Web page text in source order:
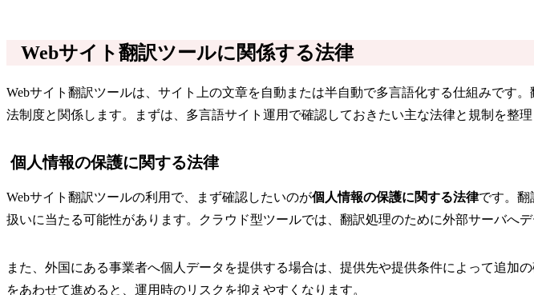
Webサイト翻訳ツールに関係する法律
Webサイト翻訳ツールは、サイト上の文章を自動または半自動で多言語化する仕組みです
法制度と関係します。まずは、多言語サイト運用で確認しておきたい主な法律と規制を整理
個人情報の保護に関する法律
Webサイト翻訳ツールの利用で、まず確認したいのが個人情報の保護に関する法律です。翻
扱いに当たる可能性があります。クラウド型ツールでは、翻訳処理のために外部サーバへ
また、外国にある事業者へ個人データを提供する場合は、提供先や提供条件によって追
をあわせて進めると、運用時のリスクを抑えやすくなります。